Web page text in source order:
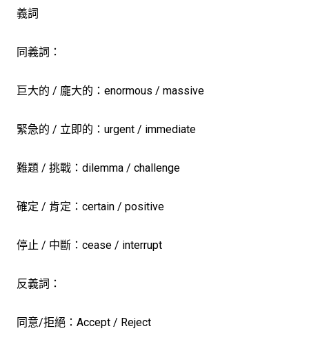
義詞
同義詞：
巨大的 / 龐大的：enormous / massive
緊急的 / 立即的：urgent / immediate
難題 / 挑戰：dilemma / challenge
確定 / 肯定：certain / positive
停止 / 中斷：cease / interrupt
反義詞：
同意/拒絕：Accept / Reject